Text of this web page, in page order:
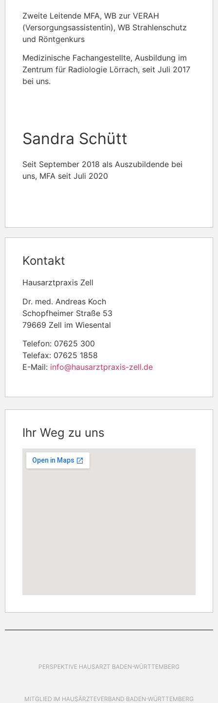
Zweite Leitende MFA, WB zur VERAH
(Versorgungsassistentin), WB Strahlenschutz
und Röntgenkurs
Medizinische Fachangestellte, Ausbildung im
Zentrum für Radiologie Lörrach, seit Juli 2017
bei uns.
Sandra Schütt
Seit September 2018 als Auszubildende bei
uns, MFA seit Juli 2020
Kontakt
Hausarztpraxis Zell
Dr. med. Andreas Koch
Schopfheimer Straße 53
79669 Zell im Wiesental
Telefon: 07625 300
Telefax: 07625 1858
E-Mail: info@hausarztpraxis-zell.de
Ihr Weg zu uns
PERSPEKTIVE HAUSARZT BADEN-WÜRTTEMBERG
MITGLIED IM HAUSÄRZTEVERBAND BADEN-WÜRTTEMBERG